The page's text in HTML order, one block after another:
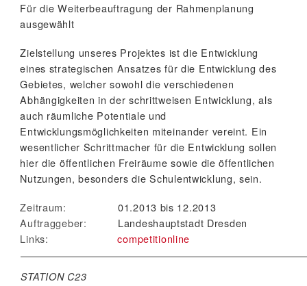
Für die Weiterbeauftragung der Rahmenplanung
ausgewählt
Zielstellung unseres Projektes ist die Entwicklung
eines strategischen Ansatzes für die Entwicklung des
Gebietes, welcher sowohl die verschiedenen
Abhängigkeiten in der schrittweisen Entwicklung, als
auch räumliche Potentiale und
Entwicklungsmöglichkeiten miteinander vereint. Ein
wesentlicher Schrittmacher für die Entwicklung sollen
hier die öffentlichen Freiräume sowie die öffentlichen
Nutzungen, besonders die Schulentwicklung, sein.
Zeitraum:
01.2013 bis 12.2013
Auftraggeber:
Landeshauptstadt Dresden
Links:
competitionline
STATION C23